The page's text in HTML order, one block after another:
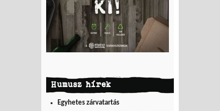
Humusz hírek
Egyhetes zárvatartás